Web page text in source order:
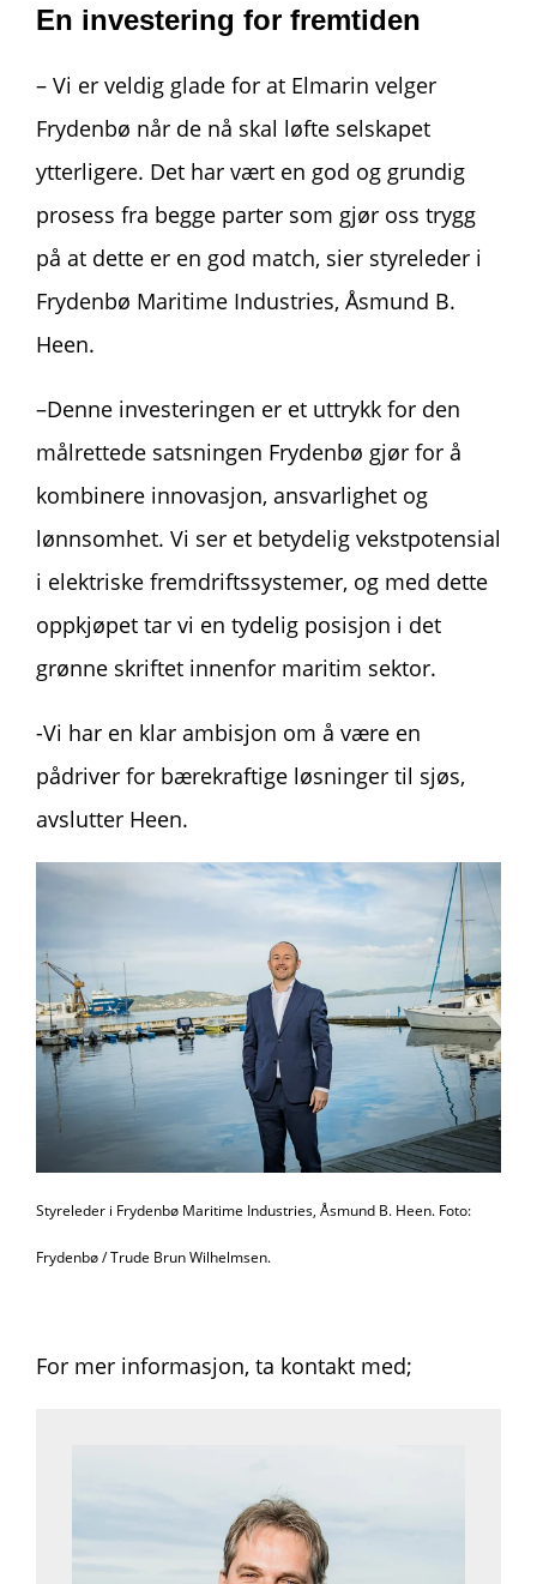
En investering for fremtiden
– Vi er veldig glade for at Elmarin velger
Frydenbø når de nå skal løfte selskapet
ytterligere. Det har vært en god og grundig
prosess fra begge parter som gjør oss trygg
på at dette er en god match, sier styreleder i
Frydenbø Maritime Industries, Åsmund B.
Heen.
–Denne investeringen er et uttrykk for den
målrettede satsningen Frydenbø gjør for å
kombinere innovasjon, ansvarlighet og
lønnsomhet. Vi ser et betydelig vekstpotensial
i elektriske fremdriftssystemer, og med dette
oppkjøpet tar vi en tydelig posisjon i det
grønne skriftet innenfor maritim sektor.
-Vi har en klar ambisjon om å være en
pådriver for bærekraftige løsninger til sjøs,
avslutter Heen.
Styreleder i Frydenbø Maritime Industries, Åsmund B. Heen. Foto:
Frydenbø / Trude Brun Wilhelmsen.
For mer informasjon, ta kontakt med;